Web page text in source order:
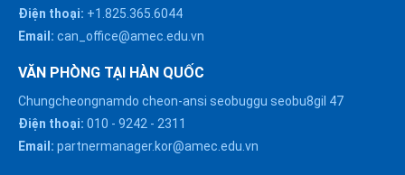
Điện thoại: +1.825.365.6044
Email: can_office@amec.edu.vn
VĂN PHÒNG TẠI HÀN QUỐC
Chungcheongnamdo cheon-ansi seobuggu seobu8gil 47
Điện thoại: 010 - 9242 - 2311
Email: partnermanager.kor@amec.edu.vn
HÀ NỘI :
0914863466